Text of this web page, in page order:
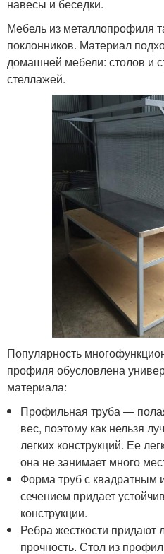
навесы и беседки.
Мебель из металлопрофиля
поклонников. Материал
домашней мебели: столов и
стеллажей.
Популярность
профиля обусловлена
материала:
Профильная труба —
вес, поэтому как нельзя
легких конструкций. Ее
она не занимает много
Форма труб с квадратным
сечением придает
конструкции.
Ребра жесткости
прочность. Стол из